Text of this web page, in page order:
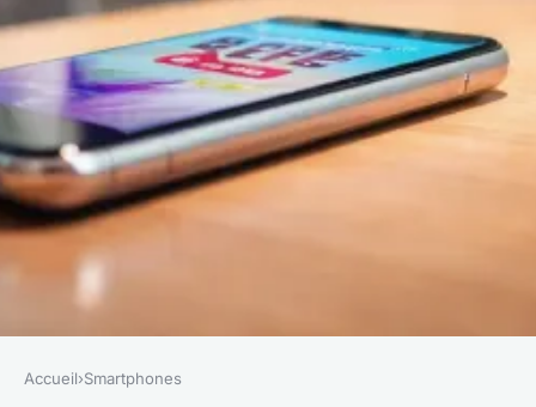
SMARTPHONES
Accueil›Smartphones